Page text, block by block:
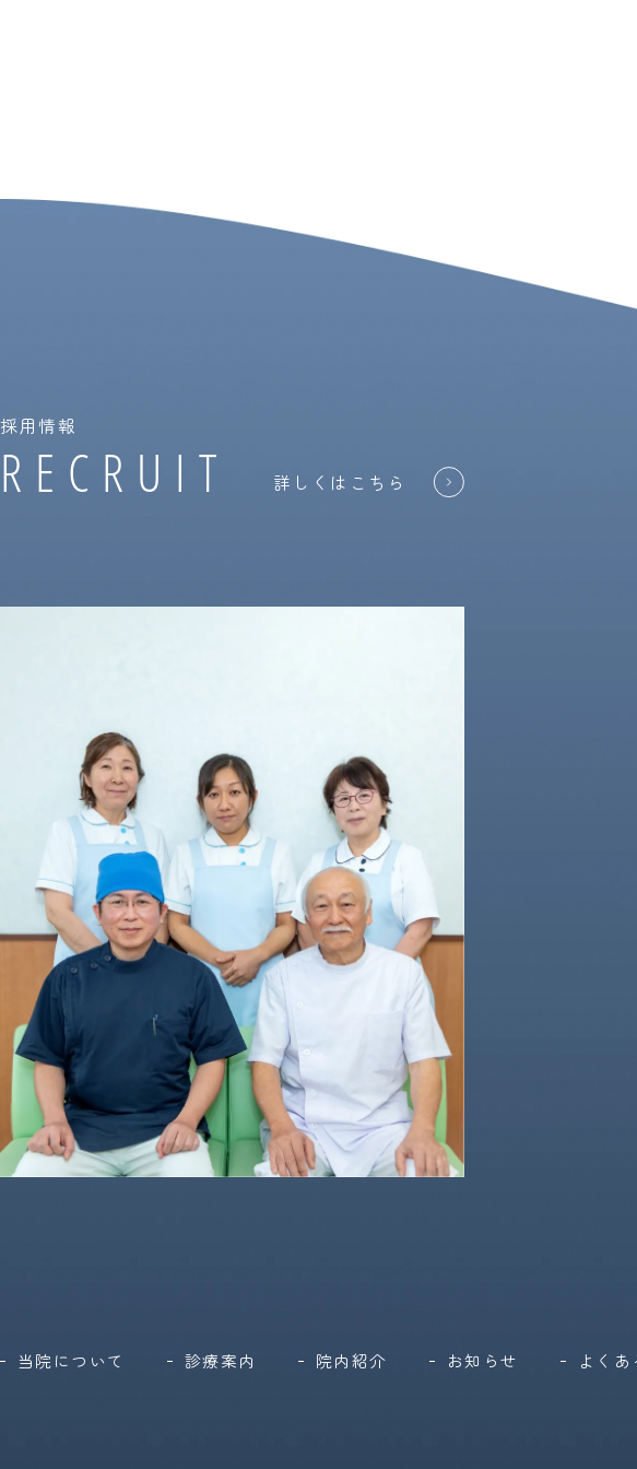
採用情報
RECRUIT 詳しくはこちら
当院について 診療案内 院内紹介 お知らせ よくあ